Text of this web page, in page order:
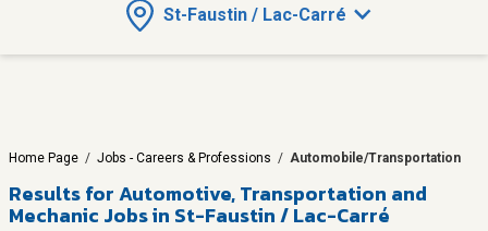
St-Faustin / Lac-Carré
Home Page / Jobs - Careers & Professions / Automobile/Transportation
Results forAutomotive, Transportation and
Mechanic Jobs in St-Faustin / Lac-Carré